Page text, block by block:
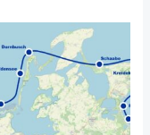
Preisspanne:
249,00€
bis
290,00€